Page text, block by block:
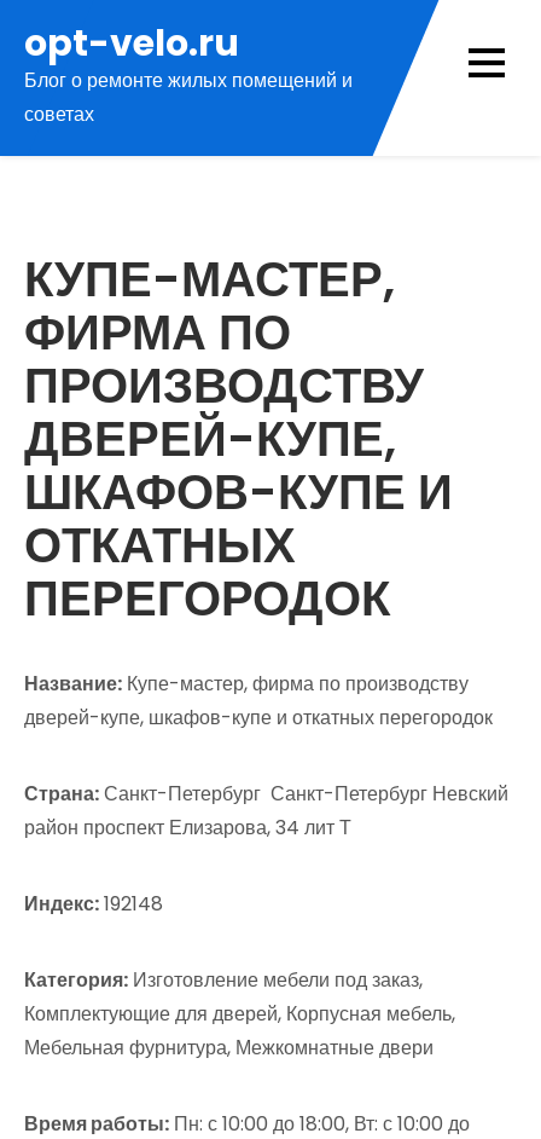
содержимому
opt-velo.ru
Блог о ремонте жилых помещений и
советах
КУПЕ-МАСТЕР,
ФИРМА ПО
ПРОИЗВОДСТВУ
ДВЕРЕЙ-КУПЕ,
ШКАФОВ-КУПЕ И
ОТКАТНЫХ
ПЕРЕГОРОДОК
Название: Купе-мастер, фирма по производству
дверей-купе, шкафов-купе и откатных перегородок
Страна:Санкт-Петербург Санкт-Петербург Невский
район проспект Елизарова, 34 лит Т
Индекс:192148
Категория: Изготовление мебели под заказ,
Комплектующие для дверей, Корпусная мебель,
Мебельная фурнитура, Межкомнатные двери
Время работы: Пн: с 10:00 до 18:00, Вт: с 10:00 до